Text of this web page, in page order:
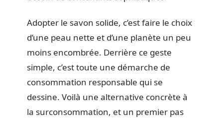
Adopter le savon solide, c’est faire le choix
d’une peau nette et d’une planète un peu
moins encombrée. Derrière ce geste
simple, c’est toute une démarche de
consommation responsable qui se
dessine. Voilà une alternative concrète à
la surconsommation, et un premier pas